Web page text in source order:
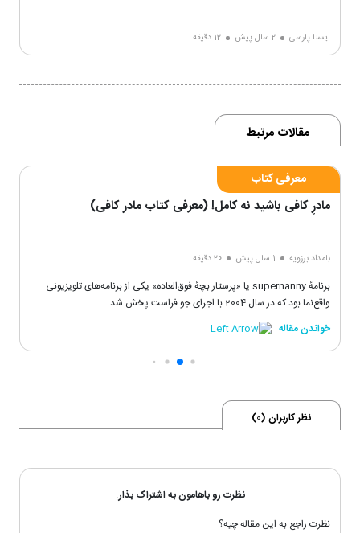
یسنا پارسی 2 سال پیش 12 دقیقه
مقالات مرتبط
معرفی کتاب
مادرِ کافی باشید نه کامل! (معرفی کتاب مادر کافی)
بامداد برزویه 1 سال پیش 20 دقیقه
برنامهٔ supernanny یا «پرستار بچهٔ فوق‌العاده» یکی از برنامه‌های تلویزیونی
واقع‌نما بود که در سال 2004 با اجرای جو فراست پخش شد
خواندن مقاله
نظر کاربران (0
)
نظرت رو باهامون به اشتراک بذار.
نظرت راجع به این مقاله چیه؟